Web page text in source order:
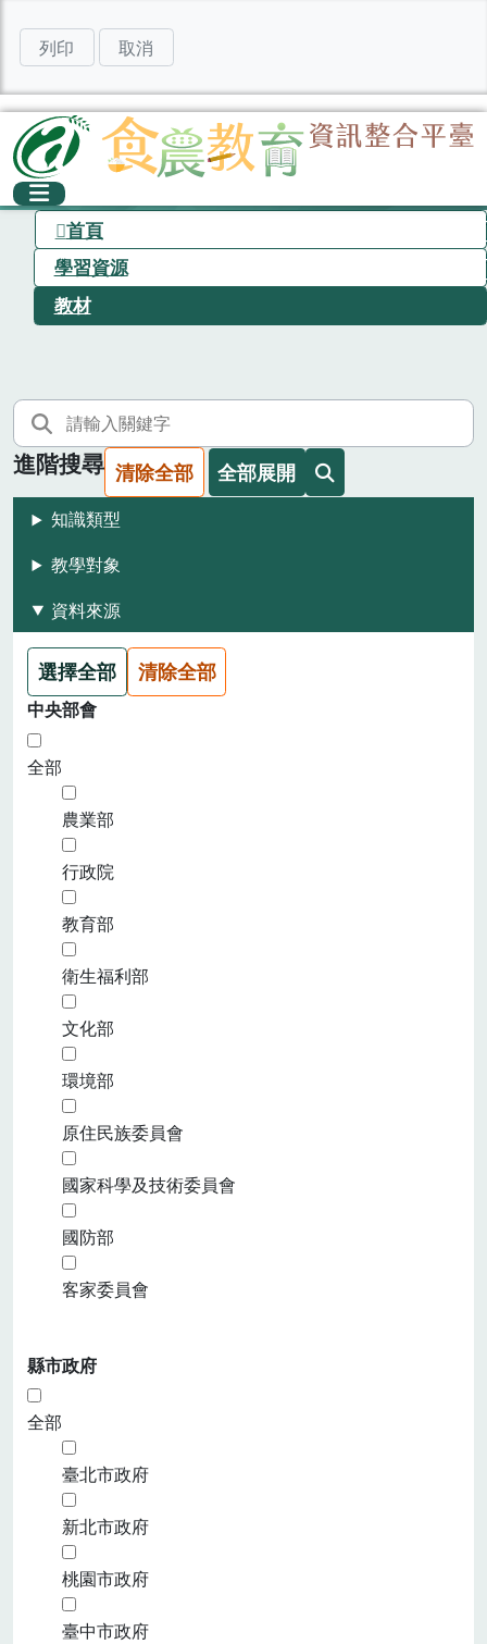
列印 取消
首頁
學習資源
教材
進階搜尋 清除全部 全部展開
知識類型
教學對象
資料來源
選擇全部 清除全部
中央部會
全部
農業部
行政院
教育部
衛生福利部
文化部
環境部
原住民族委員會
國家科學及技術委員會
國防部
客家委員會
縣市政府
全部
臺北市政府
新北市政府
桃園市政府
臺中市政府